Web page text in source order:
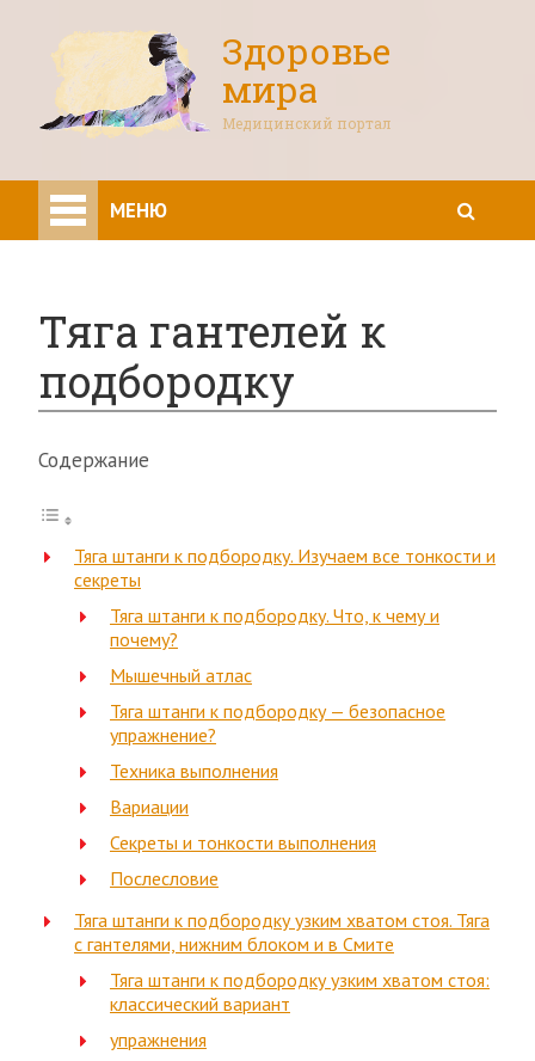
Здоровье
мира
Медицинский портал
МЕНЮ
Тяга гантелей к
подбородку
Содержание
Тяга штанги к подбородку. Изучаем все тонкости и
секреты
Тяга штанги к подбородку. Что, к чему и
почему?
Мышечный атлас
Тяга штанги к подбородку — безопасное
упражнение?
Техника выполнения
Вариации
Секреты и тонкости выполнения
Послесловие
Тяга штанги к подбородку узким хватом стоя. Тяга
с гантелями, нижним блоком и в Смите
Тяга штанги к подбородку узким хватом стоя:
классический вариант
упражнения